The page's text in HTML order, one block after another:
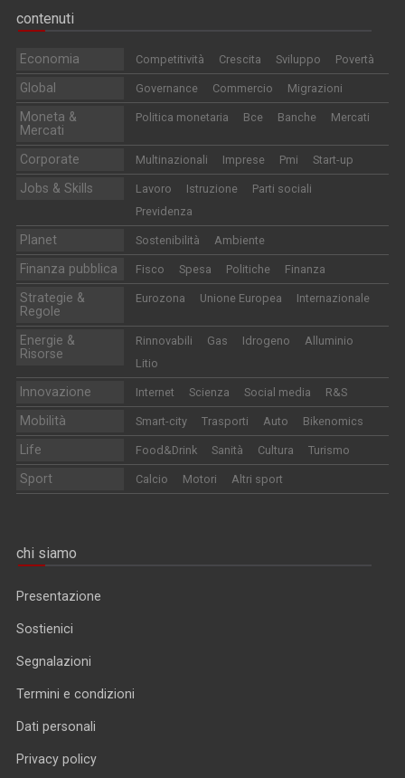
contenuti
Economia Competitività Crescita Sviluppo Povertà
Global Governance Commercio Migrazioni
Moneta &
Mercati
Politica monetaria Bce Banche Mercati
Corporate Multinazionali Imprese Pmi Start-up
Jobs & Skills Lavoro Istruzione
Parti sociali
Previdenza
Planet Sostenibilità Ambiente
Finanza pubblica Fisco Spesa Politiche Finanza
Strategie &
Regole
Eurozona Unione Europea Internazionale
Energie &
Risorse
Rinnovabili Gas Idrogeno
Alluminio
Litio
Innovazione Internet Scienza Social media R&S
Mobilità Smart-city Trasporti Auto Bikenomics
Life Food&Drink Sanità Cultura Turismo
Sport Calcio Motori Altri sport
chi siamo
Presentazione
Sostienici
Segnalazioni
Termini e condizioni
Dati personali
Privacy policy